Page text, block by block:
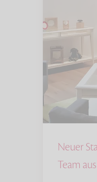
Neuer
Team